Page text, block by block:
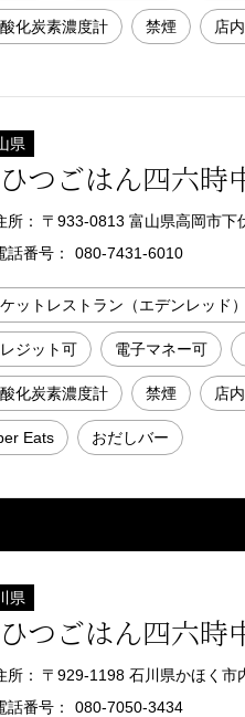
化炭素濃度計 禁煙 店
県
つごはん四六時
所：
〒933-0813 富山県高岡市下
話番号：
080-7431-6010
ットレストラン（エデンレッド
ジット可 電子マネー可
化炭素濃度計 禁煙 店
Eats おだしバー
県
つごはん四六時
所：
〒929-1198 石川県かほく市
話番号：
080-7050-3434